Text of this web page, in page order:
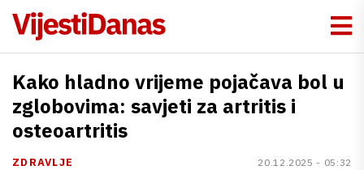
Kako hladno vrijeme pojačava bol u
zglobovima: savjeti za artritis i
osteoartritis
ZDRAVLJE 20.12.2025 - 05:32